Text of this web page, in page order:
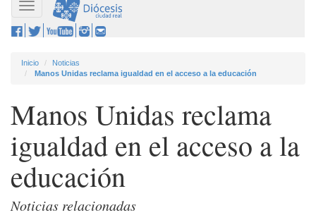
Toggle
navigation
Inicio
Noticias
Manos Unidas reclama igualdad en el acceso a la educación
Manos Unidas reclama
igualdad en el acceso a la
educación
Noticias relacionadas